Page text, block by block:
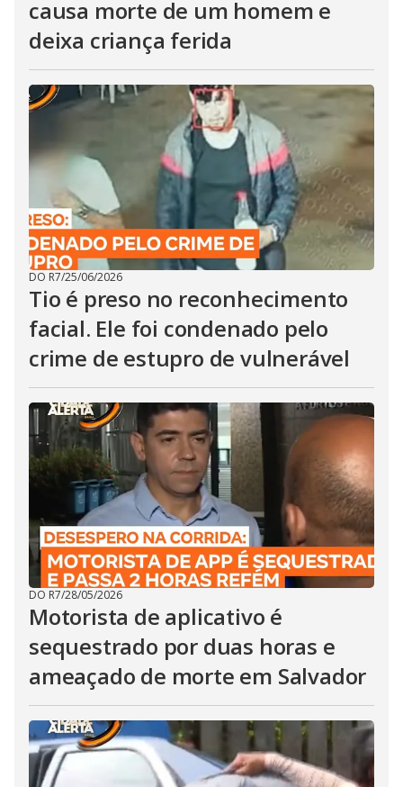
causa morte de um homem e
deixa criança ferida
DO R7/25/06/2026
Tio é preso no reconhecimento
facial. Ele foi condenado pelo
crime de estupro de vulnerável
DO R7/28/05/2026
Motorista de aplicativo é
sequestrado por duas horas e
ameaçado de morte em Salvador